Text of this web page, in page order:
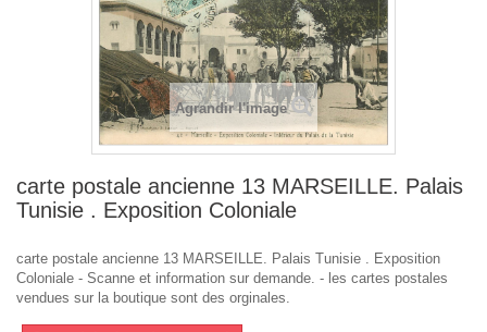
Agrandir l'image
carte postale ancienne 13 MARSEILLE. Palais
Tunisie . Exposition Coloniale
carte postale ancienne 13 MARSEILLE. Palais Tunisie . Exposition
Coloniale - Scanne et information sur demande. - les cartes postales
vendues sur la boutique sont des orginales.